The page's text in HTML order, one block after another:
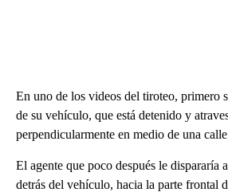
En uno de los videos del tiroteo, primero
de su vehículo, que está detenido y
perpendicularmente en medio de una
El agente que poco después le dispararía
detrás del vehículo, hacia la parte frontal